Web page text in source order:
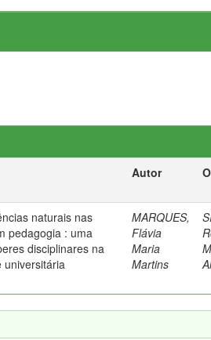
Autor
naturais nas
pedagogia : uma
disciplinares na
universitária
MARQUES,
Flávia
Maria
Martins